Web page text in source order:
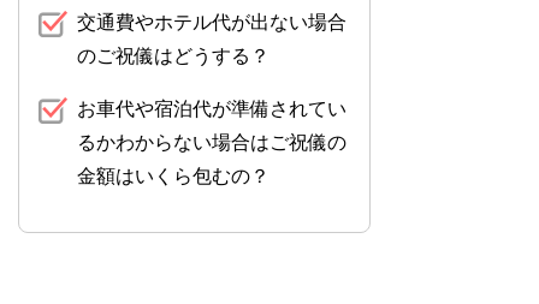
交通費やホテル代が出ない場合
のご祝儀はどうする？
お車代や宿泊代が準備されてい
るかわからない場合はご祝儀の
金額はいくら包むの？